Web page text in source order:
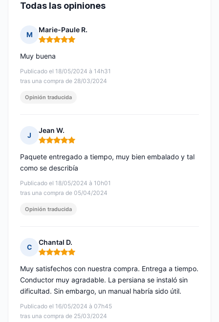
Todas las opiniones
M
Marie-Paule R.
Nota: 5 de 5
Publicado el 18/05/2024 à 14h31
tras una compra de 28/03/2024
Muy buena
Opinión traducida
J
Jean W.
Nota: 5 de 5
Publicado el 18/05/2024 à 10h01
tras una compra de 05/04/2024
Paquete entregado a tiempo, muy bien embalado y tal
como se describía
Opinión traducida
C
Chantal D.
Nota: 5 de 5
Publicado el 16/05/2024 à 07h45
tras una compra de 25/03/2024
Muy satisfechos con nuestra compra. Entrega a tiempo.
Conductor muy agradable. La persiana se instaló sin
dificultad. Sin embargo, un manual habría sido útil.